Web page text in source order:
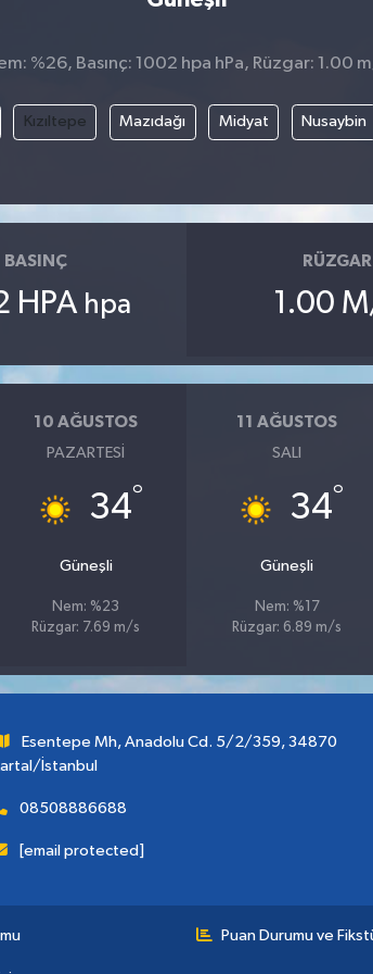
%26, Basınç: 1002 hpa hPa, Rüzgar: 1.00
Kızıltepe Mazıdağı Midyat Nusaybin
BASINÇ
HPA hpa
RÜZGAR
1.00
10 AĞUSTOS
PAZARTESI
34°
Güneşli
Nem: %23
Rüzgar: 7.69 m/s
11 AĞUSTOS
SALI
34°
Güneşli
Nem: %17
Rüzgar: 6.89 m/s
Esentepe Mh, Anadolu Cd. 5/2/359, 34870
İstanbul
08508886688
[email protected]
Puan Durumu ve